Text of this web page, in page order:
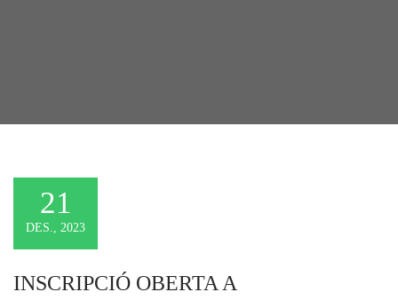
21
DES., 2023
INSCRIPCIÓ OBERTA A